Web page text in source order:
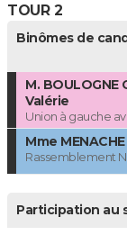
TOUR 2
Binômes de
M.
Valérie
Union à gauche
Mme
Rassemblement
Participation au